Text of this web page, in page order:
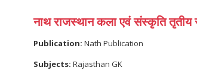
नाथ राजस्थान कला एवं संस्कृति
Publication: Nath Publication
Subjects: Rajasthan GK